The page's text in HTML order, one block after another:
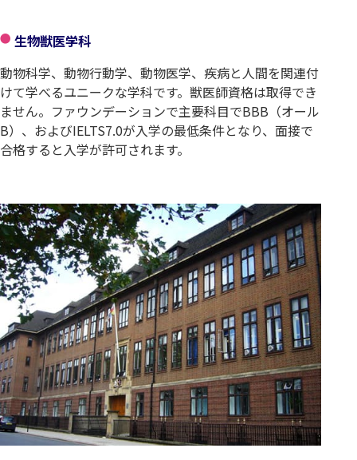
生物獣医学科
動物科学、動物行動学、動物医学、疾病と人間を関連付
けて学べるユニークな学科です。獣医師資格は取得でき
ません。ファウンデーションで主要科目でBBB（オール
B）、およびIELTS7.0が入学の最低条件となり、面接で
合格すると入学が許可されます。